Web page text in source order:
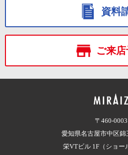
資料
ご来
〒460-0003
愛知県名古屋市中区錦
栄VTビル 1F（ショー